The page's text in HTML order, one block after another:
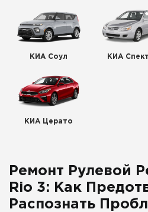
КИА Соул КИА
КИА Церато
Ремонт Рулевой
Rio 3: Как
Распознать